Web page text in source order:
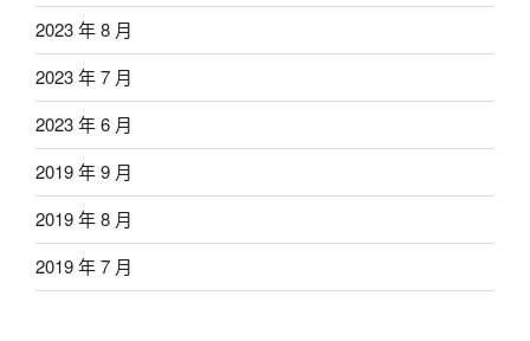
2023 年 8 月
2023 年 7 月
2023 年 6 月
2019 年 9 月
2019 年 8 月
2019 年 7 月